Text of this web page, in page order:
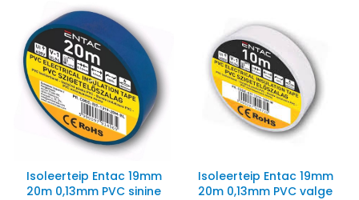
Isoleerteip Entac 19mm
20m 0,13mm PVC sinine
Isoleerteip Entac 19mm
20m 0,13mm PVC valge